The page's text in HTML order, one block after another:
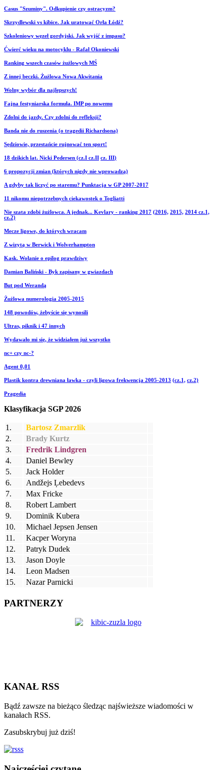
Casus "Szuminy". Odkupienie czy ostracyzm?
Skrzydlewski vs kibice. Jak uratować Orła Łódź?
Szkoleniowy węzeł gordyjski. Jak wyjść z impasu?
Ćwierć wieku na motocyklu - Rafał Okoniewski
Ranking wszech czasów żużlowych MŚ
Z innej beczki. Żużlowa Nowa Akwitania
Wolny wybór dla najlepszych!
Fajna festyniarska formuła. IMP po nowemu
Zdolni do jazdy. Czy zdolni do refleksji?
Banda nie do ruszenia (o tragedii Richardsona)
Sędziowie, przestańcie rujnować ten sport!
18 dzikich lat. Nicki Pedersen (cz.I cz.II cz. III)
6 propozycji zmian (których nigdy nie wprowadzą)
A gdyby tak liczyć po staremu? Punktacja w GP 2007-2017
11 nikomu niepotrzebnych ciekawostek o Togliatti
Nie szata zdobi żużlowca. A jednak... Kevlary - ranking 2017 (2016, 2015, 2014 cz.1,
cz.2)
Mecze ligowe, do których wracam
Z wizytą w Berwick i Wolverhampton
Kask. Wołanie o epilog prawdziwy
Damian Baliński - Byk zapisany w gwiazdach
But pod Werandą
Żużlowa numerologia 2005-2015
148 powodów, żebyście się wynosili
Ultras, piknik i 47 innych
Wydawało mi się, że widziałem już wszystko
nc+ czy nc-?
Agent 0,01
Plastik kontra drewniana ławka - czyli ligowa frekwencja 2005-2013 (cz.1, cz.2)
Pragedia
Klasyfikacja SGP 2026
1.
Bartosz Zmarzlik
2.
Brady Kurtz
3.
Fredrik Lindgren
4.
Daniel Bewley
5.
Jack Holder
6.
Andžejs Ļebedevs
7.
Max Fricke
8.
Robert Lambert
9.
Dominik Kubera
10.
Michael Jepsen Jensen
11.
Kacper Woryna
12.
Patryk Dudek
13.
Jason Doyle
14.
Leon Madsen
15.
Nazar Parnicki
PARTNERZY
KANAŁ RSS
Bądź zawsze na bieżąco śledząc najświeższe wiadomości w
kanałach RSS.
Zasubskrybuj już dziś!